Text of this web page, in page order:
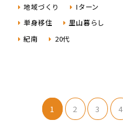
地域づくり
Iターン
単身移住
里山暮らし
紀南
20代
1 2 3 4